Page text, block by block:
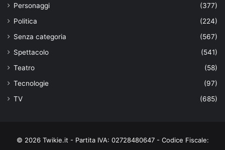
Personaggi
(377)
Politica
(224)
Senza categoria
(567)
Spettacolo
(541)
Teatro
(58)
Tecnologie
(97)
TV
(685)
© 2026 Twikie.it - Partita IVA: 02728480647 - Codice Fiscale: